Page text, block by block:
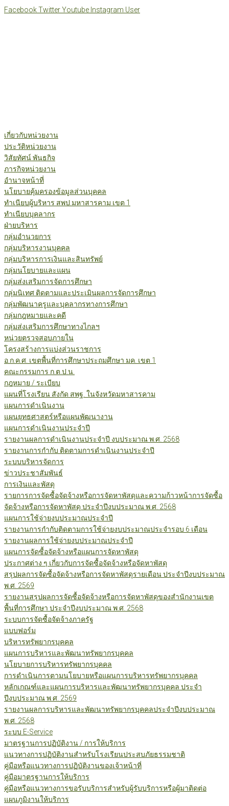
Skip
FacebookTwitterYoutube Instagram User
เกี่ยวกับหน่วยงาน
ประวัติหน่วยงาน
วิสัยทัศน์ พันธกิจ
ภารกิจหน่วยงาน
อำนาจหน้าที่
นโยบายคุ้มครองข้อมูลส่วนบุคคล
ทำเนียบผู้บริหาร สพป.มหาสารคาม เขต 1
ทำเนียบบุคลากร
ฝ่ายบริหาร
กลุ่มอำนวยการ
กลุ่มบริหารงานบุคคล
กลุ่มบริหารการเงินและสินทรัพย์
กลุ่มนโยบายและแผน
กลุ่มส่งเสริมการจัดการศึกษา
กลุ่มนิเทศ ติดตามและประเมินผลการจัดการศึกษา
กลุ่มพัฒนาครูและบุคลากรทางการศึกษา
กลุ่มกฎหมายและคดี
กลุ่มส่งเสริมการศึกษาทางไกลฯ
หน่วยตรวจสอบภายใน
โครงสร้างการแบ่งส่วนราชการ
อ.ก.ค.ศ. เขตพื้นที่การศึกษาประถมศึกษา มค. เขต 1
คณะกรรมการ ก.ต.ป.น.
กฎหมาย / ระเบียบ
แผนที่โรงเรียน สังกัด สพฐ. ในจังหวัดมหาสารคาม
แผนการดำเนินงาน
แผนยุทธศาสตร์หรือแผนพัฒนางาน
แผนการดำเนินงานประจำปี
รายงานผลการดำเนินงานประจำปี งบประมาณ พ.ศ. 2568
รายงานการกำกับ ติดตามการดำเนินงานประจำปี
ระบบบริหารจัดการ
ข่าวประชาสัมพันธ์
การเงินและพัสดุ
รายการการจัดซื้อจัดจ้างหรือการจัดหาพัสดุและความก้าวหน้าการจัดซื้อ
จัดจ้างหรือการจัดหาพัสดุ ประจำปีงบประมาณ พ.ศ. 2568
แผนการใช้จ่ายงบประมาณประจำปี
รายงานการกำกับติดตามการใช้จ่ายงบประมาณประจำรอบ 6 เดือน
รายงานผลการใช้จ่ายงบประมาณประจำปี
แผนการจัดซื้อจัดจ้างหรือแผนการจัดหาพัสดุ
ประกาศต่าง ๆ เกี่ยวกับการจัดซื้อจัดจ้างหรือจัดหาพัสดุ
สรุปผลการจัดซื้อจัดจ้างหรือการจัดหาพัสดุรายเดือน ประจำปีงบประมาณ
พ.ศ. 2569
รายงานสรุปผลการจัดซื้อจัดจ้างหรือการจัดหาพัสดุของสำนักงานเขต
พื้นที่การศึกษา ประจำปีงบประมาณ พ.ศ. 2568
ระบบการจัดซื้อจัดจ้างภาครัฐ
แบบฟอร์ม
บริหารทรัพยากรบุคคล
แผนการบริหารและพัฒนาทรัพยากรบุคคล
นโยบายการบริหารทรัพยากรบุคคล
การดำเนินการตามนโยบายหรือแผนการบริหารทรัพยากรบุคคล
หลักเกณฑ์และแผนการบริหารและพัฒนาทรัพยากรบุคคล ประจำ
ปีงบประมาณ พ.ศ. 2569
รายงานผลการบริหารและพัฒนาทรัพยากรบุคคลประจำปีงบประมาณ
พ.ศ. 2568
ระบบ E-Service
มาตรฐานการปฏิบัติงาน / การให้บริการ
แนวทางการปฏิบัติงานสำหรับโรงเรียนประสบภัยธรรมชาติ
คู่มือหรือแนวทางการปฏิบัติงานของเจ้าหน้าที่
คู่มือมาตรฐานการให้บริการ
คู่มือหรือแนวทางการขอรับบริการสำหรับผู้รับบริการหรือผู้มาติดต่อ
แผนภูมิงานให้บริการ